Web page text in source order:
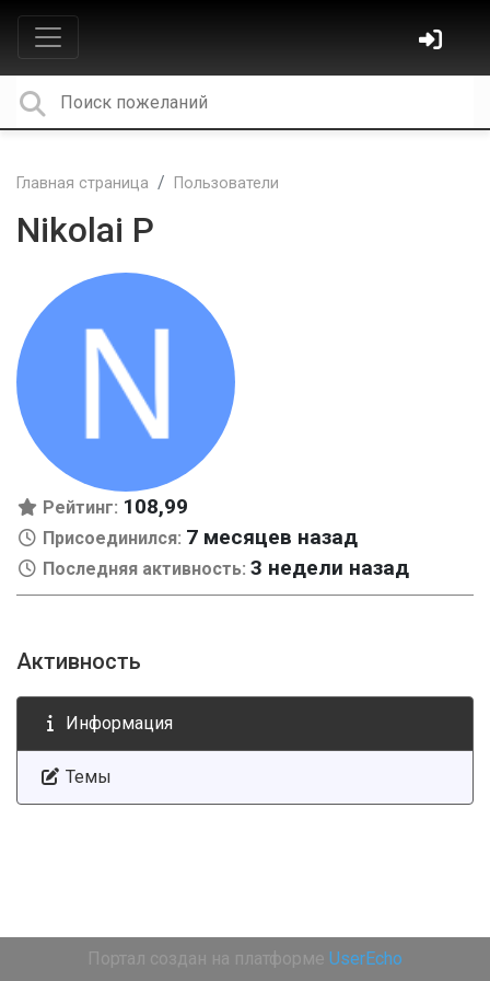
Главная страница Пользователи
Nikolai P
Рейтинг: 108,99
Присоединился: 7 месяцев назад
Последняя активность: 3 недели назад
Активность
Информация
Темы
Портал создан на платформе UserEcho